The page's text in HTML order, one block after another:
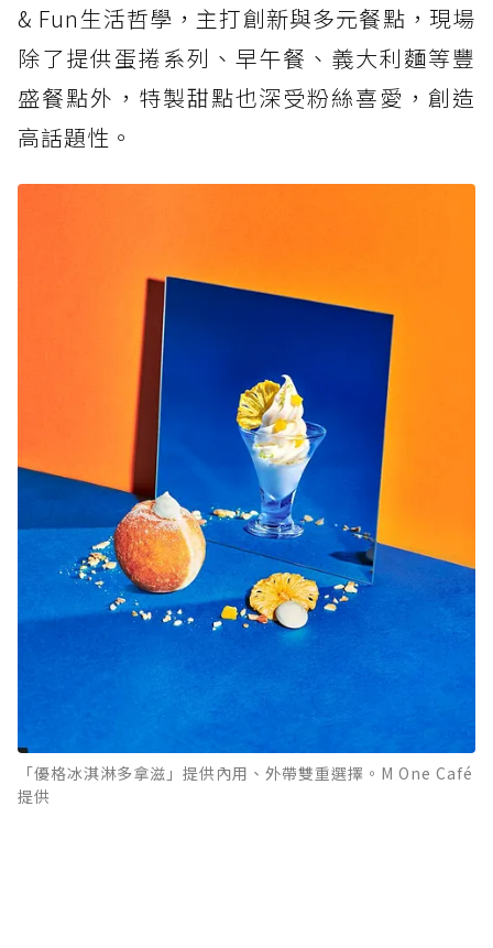
& Fun生活哲學，主打創新與多元餐點，現場
除了提供蛋捲系列、早午餐、義大利麵等豐
盛餐點外，特製甜點也深受粉絲喜愛，創造
高話題性。
「優格冰淇淋多拿滋」提供內用、外帶雙重選擇。M One Café
提供